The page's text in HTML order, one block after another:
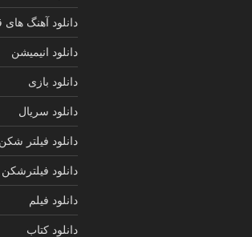
دانلود آهنگ
دانلود انیمیشن
دانلود بازی
دانلود سریال
دانلود فیلتر
دانلود فیلترشکن
دانلود فیلم
دانلود کتاب